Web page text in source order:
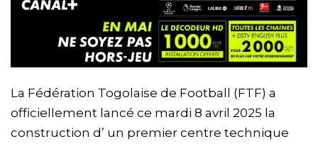
La Fédération Togolaise de Football (FTF) a
officiellement lancé ce mardi 8 avril 2025 la
construction d’ un premier centre technique